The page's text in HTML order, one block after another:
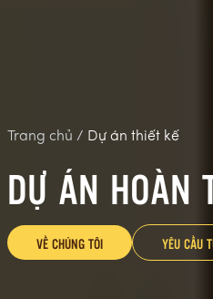
Trang chủ / Dự án thiết kế
DỰ ÁN HOÀN
VỀ CHÚNG TÔI YÊU CẦU